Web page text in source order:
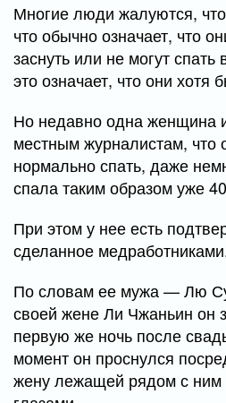
Многие люди жалуются, что
что обычно означает, что
заснуть или не могут
это означает, что они хотя
Но недавно одна женщина
местным журналистам,
нормально спать, даже
спала таким образом уже
При этом у нее есть
сделанное
По словам ее мужа — Лю
своей жене Ли Чжаньин он
первую же ночь после
момент он проснулся
жену лежащей рядом с ним